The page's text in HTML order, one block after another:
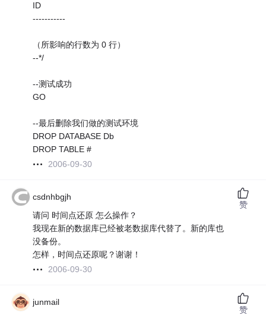
ID
-----------
（所影响的行数为 0 行）
--*/
--测试成功
GO
--最后删除我们做的测试环境
DROP DATABASE Db
DROP TABLE #
2006-09-30
csdnhbgjh
请问 时间点还原 怎么操作？
我现在新的数据库已经被老数据库代替了。新的库也
没备份。
怎样，时间点还原呢？谢谢！
2006-09-30
赞
junmail
赞